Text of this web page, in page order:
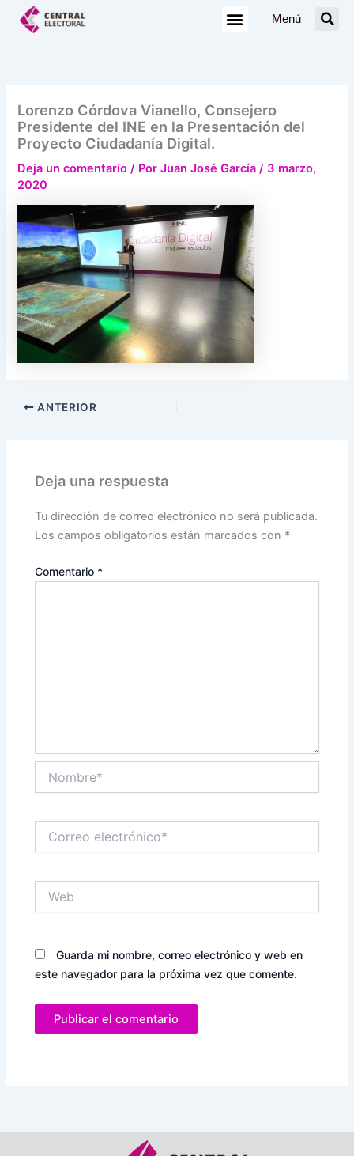
Menú
Lorenzo Córdova Vianello, Consejero
Presidente del INE en la Presentación del
Proyecto Ciudadanía Digital.
Deja un comentario / PorJuan José García/ 3 marzo,
2020
ANTERIOR
Deja una respuesta
Tu dirección de correo electrónico no será publicada.
Los campos obligatorios están marcados con *
Comentario *
electrónico*
Guarda mi nombre, correo electrónico y web en
este navegador para la próxima vez que comente.